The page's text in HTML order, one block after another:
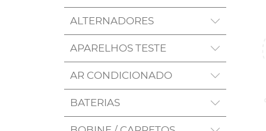
ALTERNADORES
APARELHOS TESTE
AR CONDICIONADO
BATERIAS